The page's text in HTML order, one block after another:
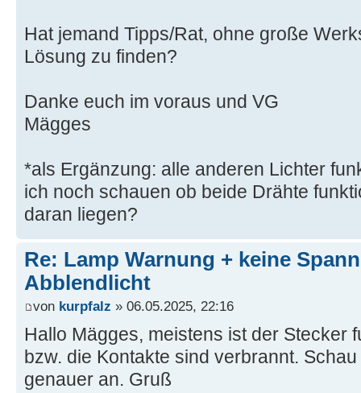
Hat jemand Tipps/Rat, ohne große
Lösung zu finden?
Danke euch im voraus und VG
Mägges
*als Ergänzung: alle anderen Lichter
ich noch schauen ob beide Drähte
daran liegen?
Re: Lamp Warnung + keine
Abblendlicht
von kurpfalz » 06.05.2025, 22:16
Hallo Mägges, meistens ist der Stecker
bzw. die Kontakte sind verbrannt.
genauer an. Gruß